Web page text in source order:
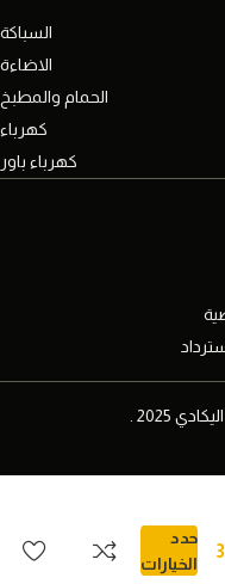
السباكة
الاضاءة
الحمام والمطبخ
كهرباء
كهرباء باور
2025 .
حدد
الخيارات